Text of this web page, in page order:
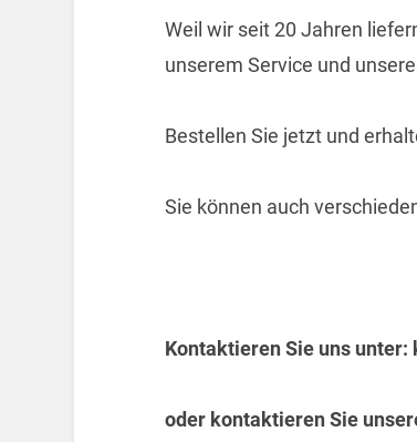
Weil wir seit 20 Jahren
unserem Service und
Bestellen Sie jetzt und
Sie können auch
Kontaktieren Sie uns unter:
oder kontaktieren Sie